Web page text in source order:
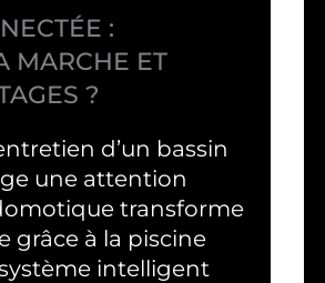
:
MARCHE ET
?
d’un bassin
une attention
transforme
grâce à la piscine
intelligent